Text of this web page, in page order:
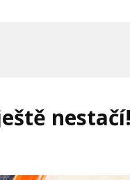
nestačí!